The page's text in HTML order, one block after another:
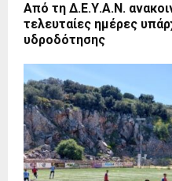
Από τη Δ.Ε.Υ.Α.Ν.
τελευταίες ημέρες
υδροδότησης